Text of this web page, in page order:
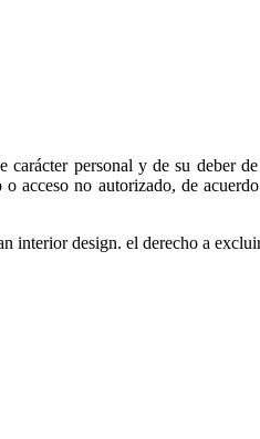
personal y de su deber
acceso no autorizado, de
design. el derecho a